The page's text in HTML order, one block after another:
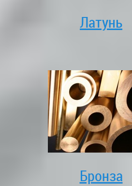
Латунь
Бронза